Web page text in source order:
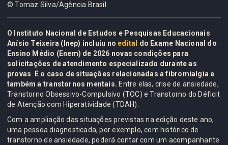
© Tomaz Silva/Agência Brasil
O Instituto Nacional de Estudos e Pesquisas Educacionais
Anísio Teixeira (Inep) incluiu no edital
do Exame Nacional do
Ensino Médio (Enem) de 2026 novas condições para
solicitações de atendimento especializado durante as
provas
É o caso de situações relacionadas a fibromialgia e
também a transtornos mentais. Entre elas, crise de ansiedade,
Transtorno Obsessivo-Compulsivo (TOC) e Transtorno do Déficit
de Atenção com Hiperatividade (TDAH).
Com a ampliação das situações previstas na edição deste ano,
uma pessoa diagnosticada, por exemplo, com histórico de
transtorno de ansiedade, poderá contar com um acompanhante